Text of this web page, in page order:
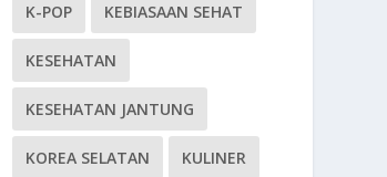
K-POP KEBIASAAN SEHAT
KESEHATAN
KESEHATAN JANTUNG
KOREA SELATAN KULINER